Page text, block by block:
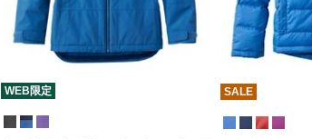
WEB限定 SALE